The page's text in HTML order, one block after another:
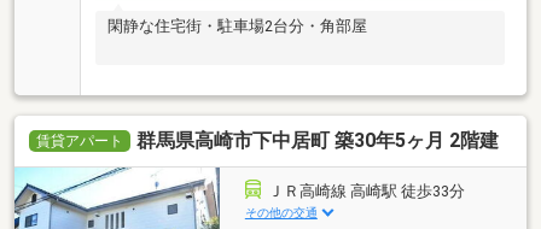
閑静な住宅街・駐車場2台分・角部屋
賃貸アパート 群馬県高崎市下中居町 築30年5ヶ月 2階建
ＪＲ高崎線 高崎駅 徒歩33分
その他の交通